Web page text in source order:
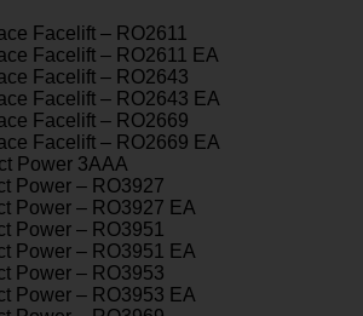
Facelift – RO2611
Facelift – RO2611 EA
Facelift – RO2643
Facelift – RO2643 EA
Facelift – RO2669
Facelift – RO2669 EA
Power 3AAA
Power – RO3927
Power – RO3927 EA
Power – RO3951
Power – RO3951 EA
Power – RO3953
Power – RO3953 EA